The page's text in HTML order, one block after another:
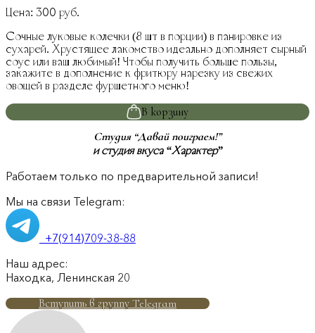
Цена: 300 руб.
Сочные луковые колечки (8 шт в порции) в панировке из
сухарей. Хрустящее лакомство идеально дополняет сырный
соус или ваш любимый! Чтобы получить больше пользы,
закажите в дополнение к фритюру нарезку из свежих
овощей в разделе фуршетного меню!
В корзину
Студия “Давай поиграем!”
и студия вкуса “Характер”
Работаем только по предварительной записи!
Мы на связи Telegram:
+7(914)709-38-88
Наш адрес:
Находка, Ленинская 20
Вступить в группу Telegram